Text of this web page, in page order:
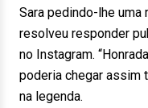
Sara pedindo-lhe uma
resolveu responder
no Instagram.
poderia chegar assim
na legenda.